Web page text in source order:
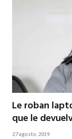
Le roban
que le
27 agosto, 2019